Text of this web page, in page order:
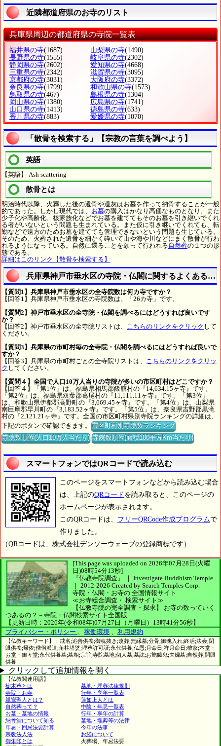
近隣都道府県のお寺のリスト
兵庫県周辺の都道府県の寺院一覧表
福井県の寺(1687) 山梨県の寺(1490)
長野県の寺(1555) 岐阜県の寺(2302)
静岡県の寺(2602) 愛知県の寺(4668)
三重県の寺(2342) 滋賀県の寺(3095)
京都府の寺(3031) 大阪府の寺(3372)
奈良県の寺(1799) 和歌山県の寺(1573)
鳥取県の寺(467) 島根県の寺(1304)
岡山県の寺(1380) 広島県の寺(1741)
山口県の寺(1413) 徳島県の寺(633)
香川県の寺(883) 愛媛県の寺(1070)
「散骨を検索する」【宗教の言葉を調べよう】
英語
【英語】 Ash scattering
散骨とは
明治時代以降、火葬した後の遺骨や遺灰はお墓を作って納骨することが一般
的であった。しかし現代では、 お墓の購入はかなり高価なものとなり、また
少子化や高齢化、核家族化などでお墓を建ててもそのお墓を引き継いでくれ
る者がいないという問題も生まれている。また仮に引き継いでくれても、転
勤などで遠方のためお墓を建てても管理できないという問題も生じている。
そのため、火葬された遺骨を細かく砕いて山や海や川などにまく散骨が行わ
れるようになっている。自然に還ることを願って行われる自然葬の１つの形
態である。
詳細はこのリンク【散骨を検索する】
兵庫県神戸市垂水区の寺院・仏閣に関するよくある質
【質問1】兵庫県神戸市垂水区の全寺院数は何カ寺ですか？
【回答1】兵庫県神戸市垂水区の寺院数は、「26カ寺」です。
【質問2】神戸市垂水区の全寺院・仏閣を調べるにはどうすれば良いです
か？
【回答2】神戸市垂水区の全寺院リストは、 こちらのリンクをクリック して
ください。
【質問3】兵庫県の市町村毎の全寺院・仏閣を調べるにはどうすれば良いで
すか？
【回答3】兵庫県の市町村ごとの全寺院リストは、 こちらのリンクをクリッ
ク してください。
【質問４】全国で人口10万人当りの寺院が多いの市区町村はどこですか？
【回答４】「第1位」は、福島県相馬郡飯舘村の『14,634.15ヶ寺』です。
「第2位」は、福島県双葉郡葛尾村の『11,111.11ヶ寺』です。「第3位」
は、和歌山県伊都郡高野町の『3,669.45ヶ寺』です。「第4位」は、山梨県
南巨摩郡早川町の『3,183.52ヶ寺』です。「第5位」は、奈良県吉野郡黒滝
村の『2,121.21ヶ寺』です。全国の市区町村県別寺院ランキングの詳細は、
下記のボタンで確認できます。市区町村別寺院数ランキング
寺院数順位(人口10万人当たり) 寺院数順位(面積100平方Km当たり)
スマートフォンではQRコードで読み込む
このページをスマートフォンなどから読み込む場合
は、上記のQRコード を読み取ると、このページの
ホームページが表示されます。
このQRコードは、 フリーQRCode作成プログラムで
作りました。
（QRコードは、株式会社デンソーウェーブの登録商標です）
[This page was uploaded on 2026年07月28日(火曜
日)08時54分13秒]
『仏教寺院調査』 ｜ Investigate Buddhism Temple
｜ 2012-2026 Created by Search Temples Corp.
寺院・仏閣・お寺の 全国情報サイト
≪お寺総合調査・ 検索サイト≫
【仏教寺院の完全調査・探求】
お寺の数っていく
つあるの？－寺院・仏閣検索サイト全国版
【更新日時：2026年(令和08年)07月27日（月曜日）13時41分56秒】
プライバシー・ポリシー 、 稼働環境 、 利用規約
【仏教キーワード】：戒名;追善供養;御魂抜き;改葬;無縁墓;分骨;御魂入れ;終活;法会;閉
眼供養;帰依;僧侶派遣;角柱塔婆;埋葬許可証;永代供養;仏恩;月命日;祥月命日;檀家;本堂・
お堂・御々堂;永代供養墓;墓相;宗旨;寺院墓地;個人墓;墓誌;お施餓鬼;夫婦墓;自然葬;開眼
供養
クリックして追加情報を開く
【仏教関連用語】
樹木葬とは
墓地・埋葬法律規則
寺院・お寺
行年・享年一覧表
親鸞聖人とは？
蓮如上人とは
自然葬って？
中陰・年忌一覧表
お墓・墓地の情報
行年・享年の計算
納骨堂について知る
墓地・埋葬等の法律
年忌・回忌法要計算
今年の法事
宗教法人法
お経について
御朱印とは
火葬場、年忌法要